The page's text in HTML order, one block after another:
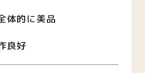
体的に美品
良好